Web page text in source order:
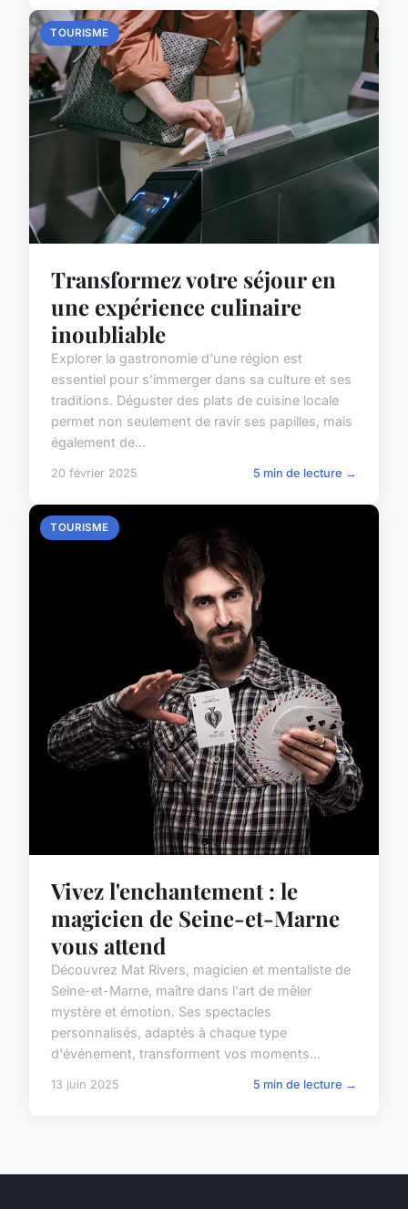
TOURISME
Transformez votre séjour en
une expérience culinaire
inoubliable
Explorer la gastronomie d'une région est
essentiel pour s'immerger dans sa culture et ses
traditions. Déguster des plats de cuisine locale
permet non seulement de ravir ses papilles, mais
également de...
20 février 2025 5 min de lecture →
TOURISME
Vivez l'enchantement : le
magicien de Seine-et-Marne
vous attend
Découvrez Mat Rivers, magicien et mentaliste de
Seine-et-Marne, maître dans l'art de mêler
mystère et émotion. Ses spectacles
personnalisés, adaptés à chaque type
d'événement, transforment vos moments...
13 juin 2025 5 min de lecture →